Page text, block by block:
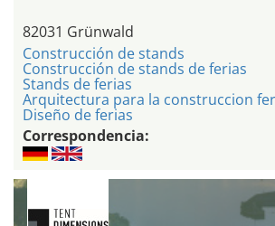
82031 Grünwald
Construcción de stands
Construcción de stands de ferias
Stands de ferias
Arquitectura para la construccion
Diseño de ferias
Correspondencia: